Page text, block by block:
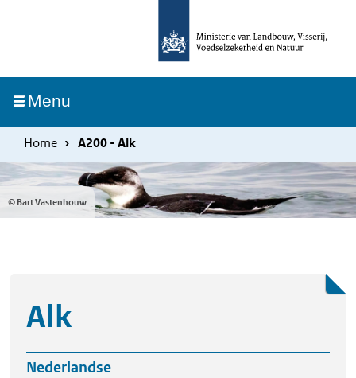
inhoud
gaan
MenuIngeklapt
Home A200 - Alk
© Bart Vastenhouw
Alk
Nederlandse